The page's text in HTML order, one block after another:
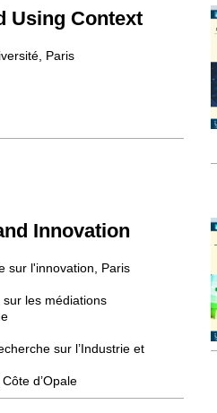
Using Context
Paris
Innovation
sur l'innovation, Paris
les médiations
sur l’Industrie et
d’Opale